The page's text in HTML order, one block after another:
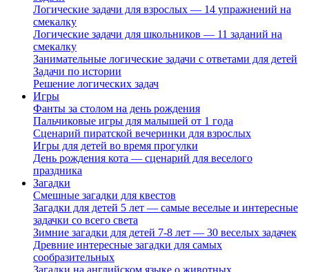
Логические задачи для взрослых — 14 упражнений на
смекалку
Логические задачи для школьников — 11 заданий на
смекалку
Занимательные логические задачи с ответами для детей
Задачи по истории
Решение логических задач
Игры
Фанты за столом на день рождения
Пальчиковые игры для малышей от 1 года
Сценарий пиратской вечеринки для взрослых
Игры для детей во время прогулки
День рождения кота — сценарий для веселого
праздника
Загадки
Смешные загадки для квестов
Загадки для детей 5 лет — самые веселые и интересные
задачки со всего света
Зимние загадки для детей 7-8 лет — 30 веселых задачек
Древние интересные загадки для самых
сообразительных
Загадки на английском языке о животных